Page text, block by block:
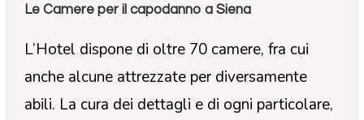
Le Camere per il capodanno a Siena
L’Hotel dispone di oltre 70 camere, fra cui
anche alcune attrezzate per diversamente
abili. La cura dei dettagli e di ogni particolare,